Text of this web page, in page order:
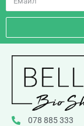
078 885 333